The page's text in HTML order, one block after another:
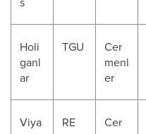
Holi
ganl
ar
TGU
Cer
menl
er
Viya
RE
Cer